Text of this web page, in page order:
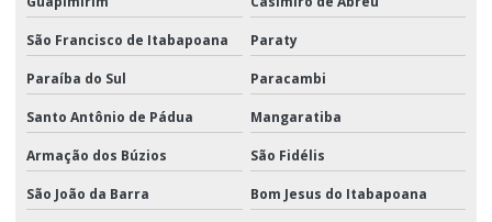
São Francisco de Itabapoana Paraty
Paraíba do Sul Paracambi
Santo Antônio de Pádua Mangaratiba
Armação dos Búzios São Fidélis
São João da Barra Bom Jesus do Itabapoana